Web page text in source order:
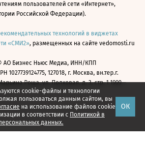
cookie-файлы и технологии
пользоваться данным сайтом, вы
на использование файлов cookie
в соответствии с Политикой в
данных.
ОК
пользователей сети «Интернет»,
Российской Федерации).
технологий в виджетах
«СМИ2», размещенных на сайте vedomosti.ru
АО Бизнес Ньюс Медиа, ИНН/КПП
1027739124775, 127018, г. Москва, вн.тер.г.
Роща, ул. Полковая, д. 3, стр. 1 1999—